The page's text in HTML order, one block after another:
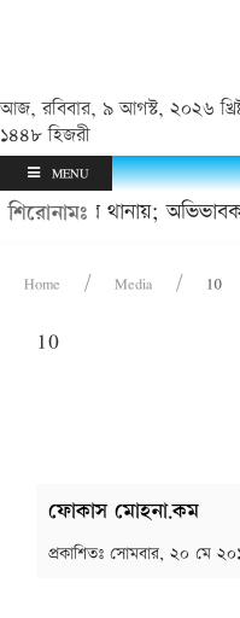
আজ, রবিবার, ৯ আগস্ট, ২০২৬
১৪৪৮ হিজরী
MENU
শিরোনামঃ
৪ কিশোর থানায়;
Home Media 10
10
ফোকাস মোহনা.কম
প্রকাশিতঃ সোমবার, ২০ মে